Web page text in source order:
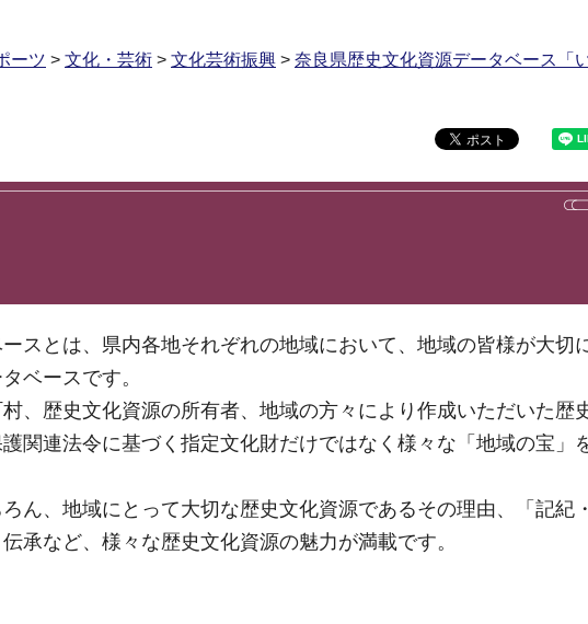
ーツ > 文化・芸術 > 文化芸術振興 > 奈良県歴史文化資源データベース「
スとは、県内各地それぞれの地域において、地域の皆様が大切
ベースです。
、歴史文化資源の所有者、地域の方々により作成いただいた歴
関連法令に基づく指定文化財だけではなく様々な「地域の宝」
ん、地域にとって大切な歴史文化資源であるその理由、「記紀
承など、様々な歴史文化資源の魅力が満載です。